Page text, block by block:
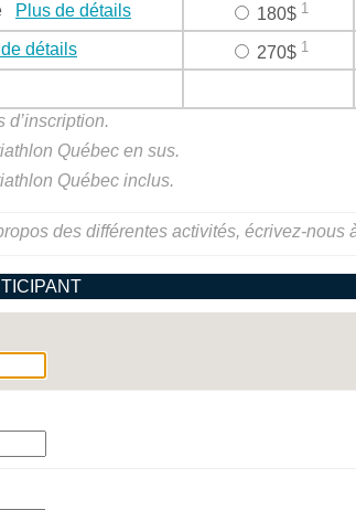
Plus de détails 180$1
détails 270$1
d’inscription.
Québec en sus.
Québec inclus.
des différentes activités, écrivez-nous